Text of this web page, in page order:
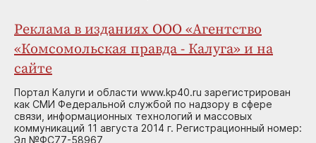
Реклама в изданиях ООО «Агентство
«Комсомольская правда - Калуга» и на
сайте
Портал Калуги и области www.kp40.ru зарегистрирован
как СМИ Федеральной службой по надзору в сфере
связи, информационных технологий и массовых
коммуникаций 11 августа 2014 г. Регистрационный номер:
Эл №ФС77-58967